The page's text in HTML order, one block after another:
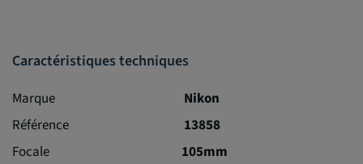
Caractéristiques techniques
Marque
Nikon
Référence
13858
Focale
105mm